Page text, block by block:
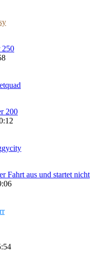
250
200
Fahrt aus und startet nicht